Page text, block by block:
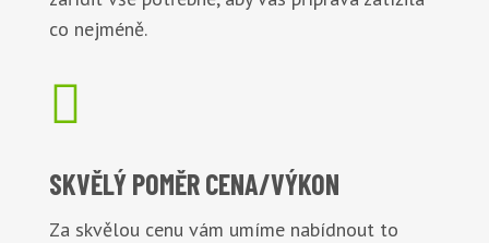
co nejméně.

SKVĚLÝ POMĚRCENA/VÝKON
Za skvělou cenu vám umíme nabídnout to